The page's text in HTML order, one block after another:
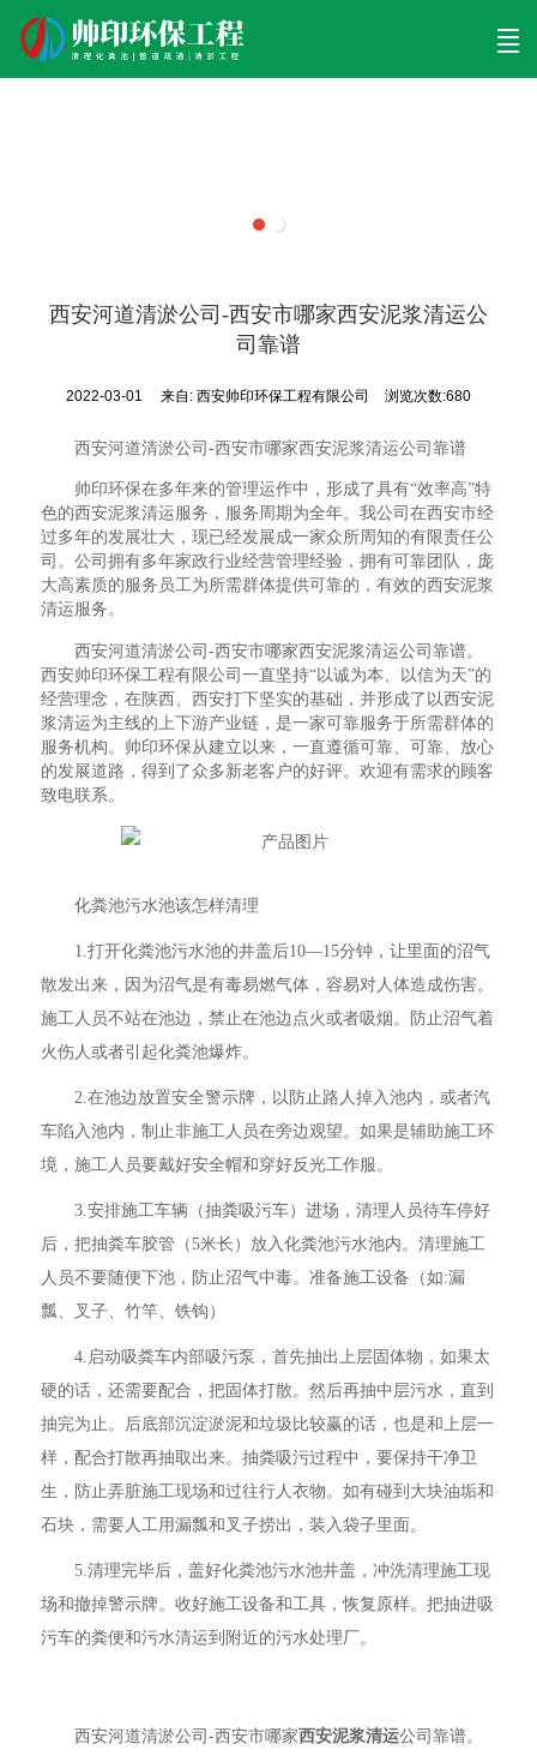
西安河道清淤公司-西安市哪家西安泥浆清运公
司靠谱
2022-03-01 来自:西安帅印环保工程有限公司 浏览次数:680
西安河道清淤公司-西安市哪家西安泥浆清运公司靠谱
帅印环保在多年来的管理运作中，形成了具有“效率高”特
色的西安泥浆清运服务，服务周期为全年。我公司在西安市经
过多年的发展壮大，现已经发展成一家众所周知的有限责任公
司。公司拥有多年家政行业经营管理经验，拥有可靠团队，庞
大高素质的服务员工为所需群体提供可靠的，有效的西安泥浆
清运服务。
西安河道清淤公司-西安市哪家西安泥浆清运公司靠谱。
西安帅印环保工程有限公司一直坚持“以诚为本、以信为天”的
经营理念，在陕西、西安打下坚实的基础，并形成了以西安泥
浆清运为主线的上下游产业链，是一家可靠服务于所需群体的
服务机构。帅印环保从建立以来，一直遵循可靠、可靠、放心
的发展道路，得到了众多新老客户的好评。欢迎有需求的顾客
致电联系。
化粪池污水池该怎样清理
1.打开化粪池污水池的井盖后10—15分钟，让里面的沼气
散发出来，因为沼气是有毒易燃气体，容易对人体造成伤害。
施工人员不站在池边，禁止在池边点火或者吸烟。防止沼气着
火伤人或者引起化粪池爆炸。
2.在池边放置安全警示牌，以防止路人掉入池内，或者汽
车陷入池内，制止非施工人员在旁边观望。如果是辅助施工环
境，施工人员要戴好安全帽和穿好反光工作服。
3.安排施工车辆（抽粪吸污车）进场，清理人员待车停好
后，把抽粪车胶管（5米长）放入化粪池污水池内。清理施工
人员不要随便下池，防止沼气中毒。准备施工设备（如:漏
瓢、叉子、竹竿、铁钩）
4.启动吸粪车内部吸污泵，首先抽出上层固体物，如果太
硬的话，还需要配合，把固体打散。然后再抽中层污水，直到
抽完为止。后底部沉淀淤泥和垃圾比较赢的话，也是和上层一
样，配合打散再抽取出来。抽粪吸污过程中，要保持干净卫
生，防止弄脏施工现场和过往行人衣物。如有碰到大块油垢和
石块，需要人工用漏瓢和叉子捞出，装入袋子里面。
5.清理完毕后，盖好化粪池污水池井盖，冲洗清理施工现
场和撤掉警示牌。收好施工设备和工具，恢复原样。把抽进吸
污车的粪便和污水清运到附近的污水处理厂。
西安河道清淤公司-西安市哪家西安泥浆清运公司靠谱。